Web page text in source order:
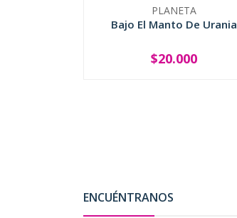
PLANETA
Bajo El Manto De Urania
+
$20.000
ENCUÉNTRANOS